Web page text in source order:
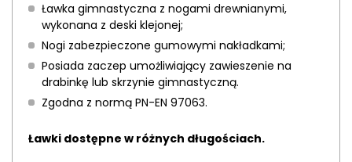
Ławka gimnastyczna z nogami drewnianymi,
wykonana z deski klejonej;
Nogi zabezpieczone gumowymi nakładkami;
Posiada zaczep umożliwiający zawieszenie na
drabinkę lub skrzynie gimnastyczną.
Zgodna z normą PN-EN 97063.
Ławki dostępne w różnych długościach.